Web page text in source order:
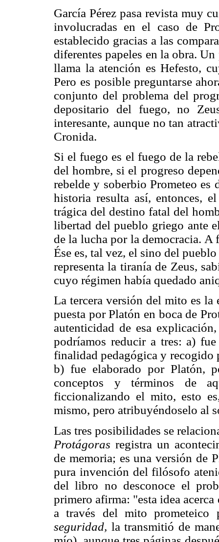
García Pérez pasa revista muy
involucradas en el caso de
establecido gracias a las
diferentes papeles en la obra.
llama la atención es Hefesto,
Pero es posible preguntarse
conjunto del problema del
depositario del fuego, no
interesante, aunque no tan
Cronida.
Si el fuego es el fuego de la
del hombre, si el progreso
rebelde y soberbio Prometeo
historia resulta así, entonces,
trágica del destino fatal del
libertad del pueblo griego ante
de la lucha por la democracia.
Ése es, tal vez, el sino del
representa la tiranía de Zeus,
cuyo régimen había quedado
La tercera versión del mito es
puesta por Platón en boca de
autenticidad de esa
podríamos reducir a tres: a)
finalidad pedagógica y recogido
b) fue elaborado por Platón,
conceptos y términos de
ficcionalizando el mito, esto
mismo, pero atribuyéndoselo al
Las tres posibilidades se
Protágorasregistra un
de memoria; es una versión de
pura invención del filósofo
del libro no desconoce el
primero afirma: "esta idea
a través del mito
seguridad, la transmitió de